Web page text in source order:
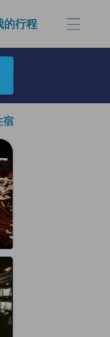
的行程
覆相同步驟以選
宿